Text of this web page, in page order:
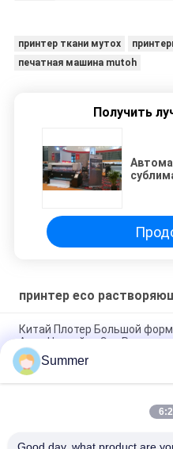
принтер ткани мутох
печатная машина mutoh
Получить
принтер eco
Китай Плотер Большой
Авто Наклейка Эко
Высококачественная
принтер машина чернила
72 дюймовый
Summer